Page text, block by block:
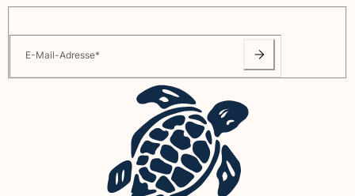
Hosen
Loungewear-kollektion
Alle Bekleidung anzeigen
Große Größen
Alle Große Größen anzeigen
E-Mail-Adresse*